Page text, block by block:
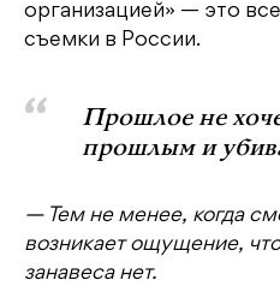
организацией» — это
съемки в России.
Прошлое не
прошлым и
— Тем не менее, когда
возникает ощущение,
занавеса нет.